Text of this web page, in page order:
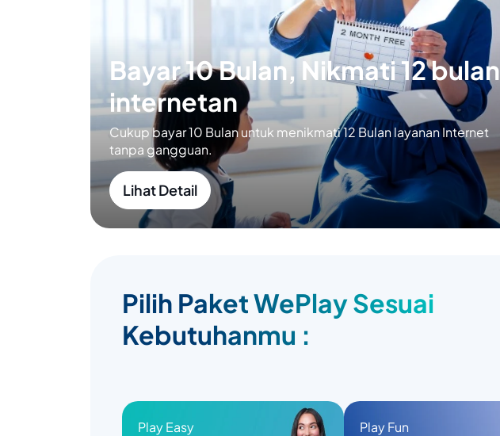
Bayar 10 Bulan, Nikmati 12 bulan
internetan
Cukup bayar 10 Bulan untuk menikmati 12 Bulan layanan Internet
tanpa gangguan.
Lihat Detail
Pilih Paket WePlay Sesuai
Kebutuhanmu :
Play Easy Play Fun